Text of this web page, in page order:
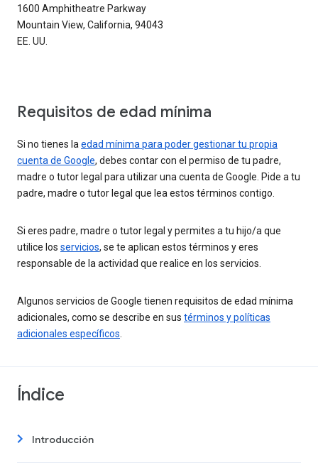
1600 Amphitheatre Parkway
Mountain View, California, 94043
EE. UU.
Requisitos de edad mínima
Si no tienes la edad mínima para poder gestionar tu propia
cuenta de Google, debes contar con el permiso de tu padre,
madre o tutor legal para utilizar una cuenta de Google. Pide a tu
padre, madre o tutor legal que lea estos términos contigo.
Si eres padre, madre o tutor legal y permites a tu hijo/a que
utilice los servicios, se te aplican estos términos y eres
responsable de la actividad que realice en los servicios.
Algunos servicios de Google tienen requisitos de edad mínima
adicionales, como se describe en sus términos y políticas
adicionales específicos
Índice
Introducción